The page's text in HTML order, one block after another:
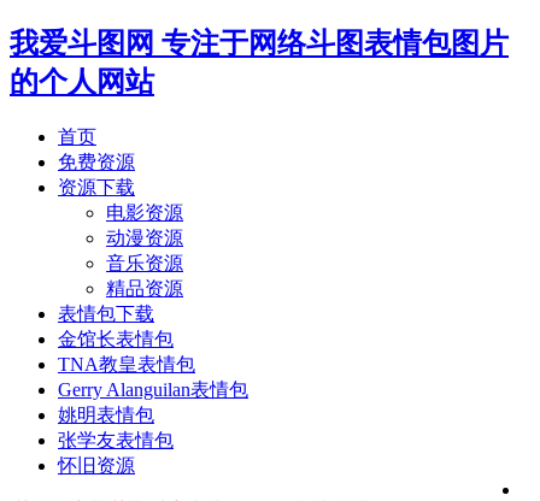
我爱斗图网 专注于网络斗图表情包图片
的个人网站
首页
免费资源
资源下载
电影资源
动漫资源
音乐资源
精品资源
表情包下载
金馆长表情包
TNA教皇表情包
Gerry Alanguilan表情包
姚明表情包
张学友表情包
怀旧资源